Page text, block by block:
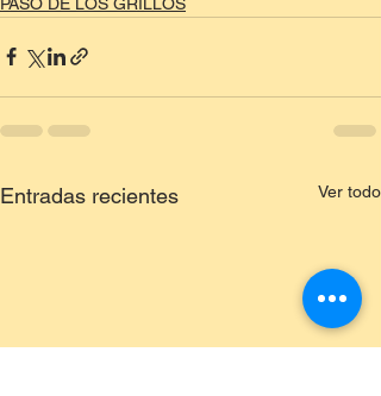
Entradas recientes Ver todo